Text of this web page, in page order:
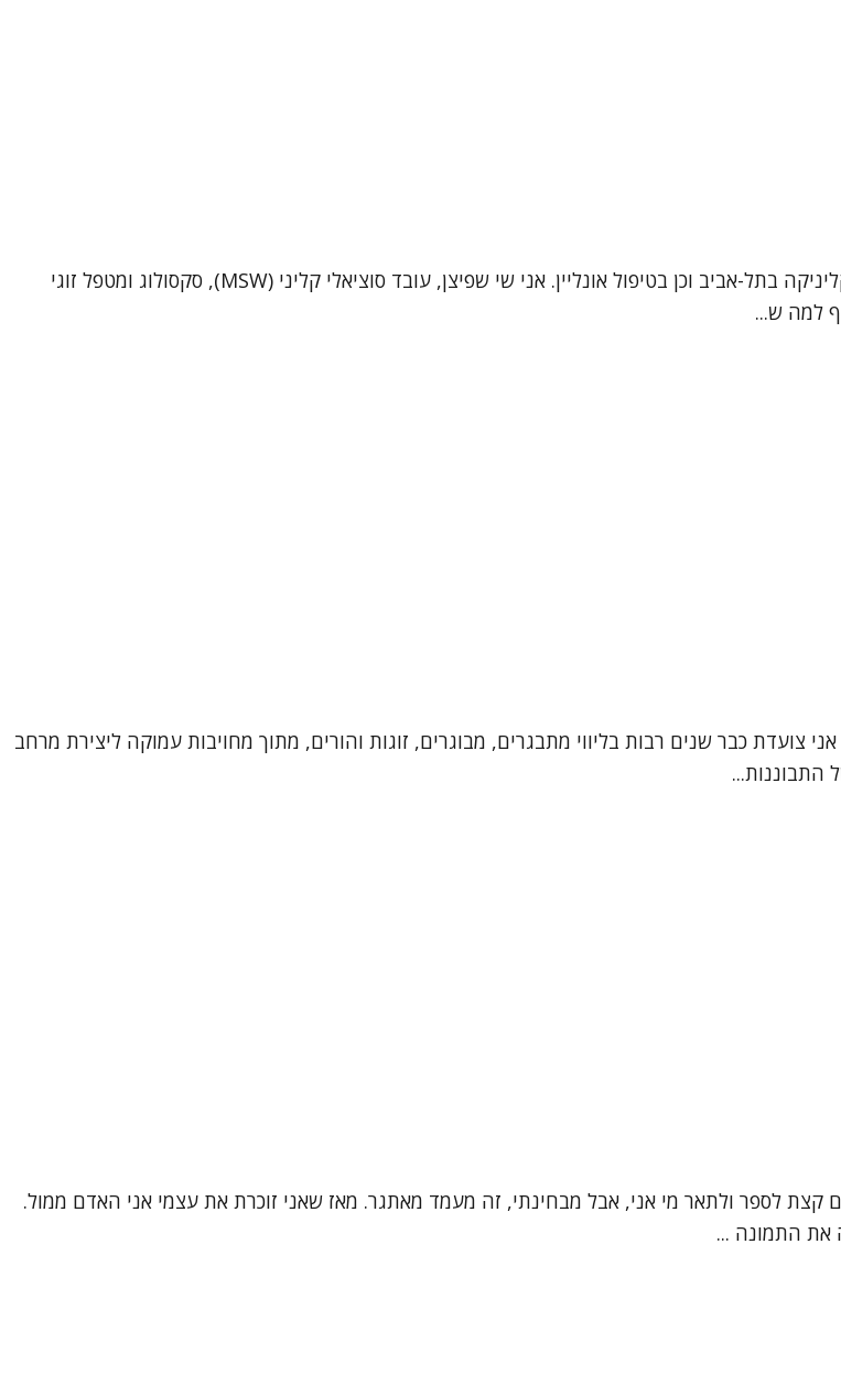
שי שפיצן – פסיכותרפיסט, סקסולוג ומטפל זוגי (MSW)מטפל ביחידים ובזוגות בקליניקה בתל-אביב וכן בטיפול אונליין. אני שי שפיצן, עובד סוציאלי קליני (MSW), סקסולוג ומטפל זוגי
למה ש...
צועדת כבר שנים רבות בליווי מתבגרים, מבוגרים, זוגות והורים, מתוך מחויבות עמוקה ליצירת מרחב
התבוננות...
קצת לספר ולתאר מי אני, אבל מבחינתי, זה מעמד מאתגר. מאז שאני זוכרת את עצמי אני האדם ממול.
את התמונה ...